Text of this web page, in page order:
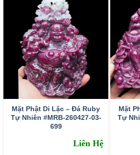
Trang Sức Ruby
Ý nghĩa và Công dụng
Để biết tại sao chúng ta nên bỏ nhiều
viên đá Ruby thì trước tiên ta phải
ý nghĩa của đá. Tôi sẽ cố gắng nói
các bạn có thể đọc và hiểu được.
Mặt Phật Di Lặc – Đá Ruby
Tự Nhiên #MRB-260427-03-
699
Liên Hệ
Mặt
Tự